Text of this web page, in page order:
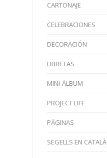
CARTONAJE
CELEBRACIONES
DECORACIÓN
LIBRETAS
MINI-ÁLBUM
PROJECT LIFE
PÁGINAS
SEGELLS EN CATALÀ